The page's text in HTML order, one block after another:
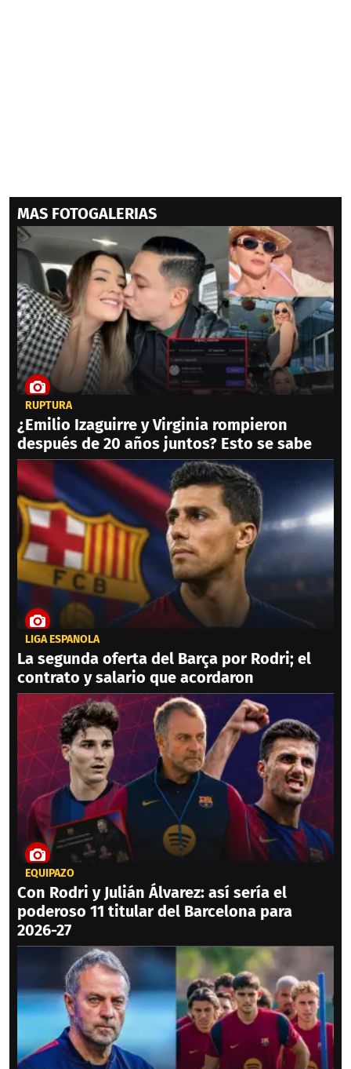
MAS FOTOGALERIAS
RUPTURA
¿Emilio Izaguirre y Virginia rompieron
después de 20 años juntos? Esto se sabe
LIGA ESPAÑOLA
La segunda oferta del Barça por Rodri; el
contrato y salario que acordaron
EQUIPAZO
Con Rodri y Julián Álvarez: así sería el
poderoso 11 titular del Barcelona para
2026-27